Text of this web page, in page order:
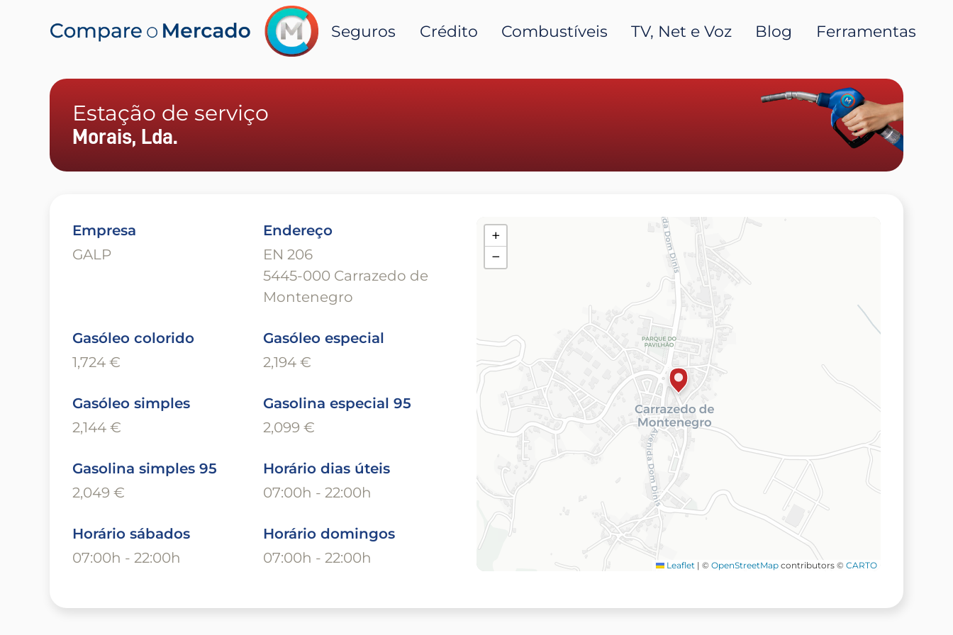
Seguros Crédito Combustíveis TV, Net e Voz Blog Ferramentas
Estação de serviço
Morais, Lda.
Empresa
GALP
Endereço
EN 206
5445-000 Carrazedo de
Montenegro
Gasóleo colorido
1,724 €
Gasóleo especial
2,194 €
Gasóleo simples
2,144 €
Gasolina especial 95
2,099 €
Gasolina simples 95
2,049 €
Horário dias úteis
07:00h - 22:00h
Horário sábados
07:00h - 22:00h
Horário domingos
07:00h - 22:00h
+
−
Leaflet | © OpenStreetMap contributors © CARTO